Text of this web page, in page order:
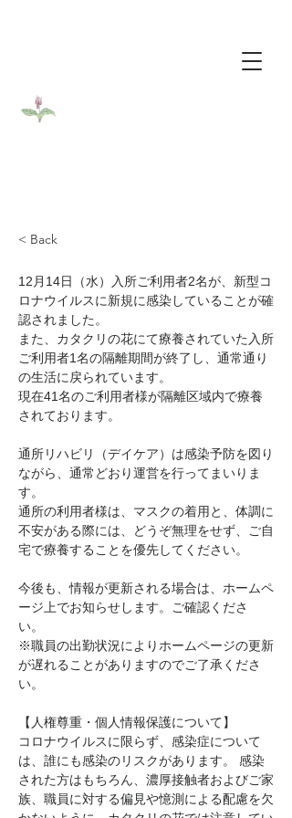
< Back
12月14日（水）入所ご利用者2名が、新型コ
ロナウイルスに新規に感染していることが確
認されました。
また、カタクリの花にて療養されていた入所
ご利用者1名の隔離期間が終了し、通常通り
の生活に戻られています。
現在41名のご利用者様が隔離区域内で療養
されております。
通所リハビリ（デイケア）は感染予防を図り
ながら、通常どおり運営を行ってまいりま
す。
通所の利用者様は、マスクの着用と、体調に
不安がある際には、どうぞ無理をせず、ご自
宅で療養することを優先してください。
今後も、情報が更新される場合は、ホームペ
ージ上でお知らせします。ご確認くださ
い。
※職員の出勤状況によりホームページの更新
が遅れることがありますのでご了承くださ
い。
【人権尊重・個人情報保護について】
コロナウイルスに限らず、感染症について
は、誰にも感染のリスクがあります。 感染
された方はもちろん、濃厚接触者およびご家
族、職員に対する偏見や憶測による配慮を欠